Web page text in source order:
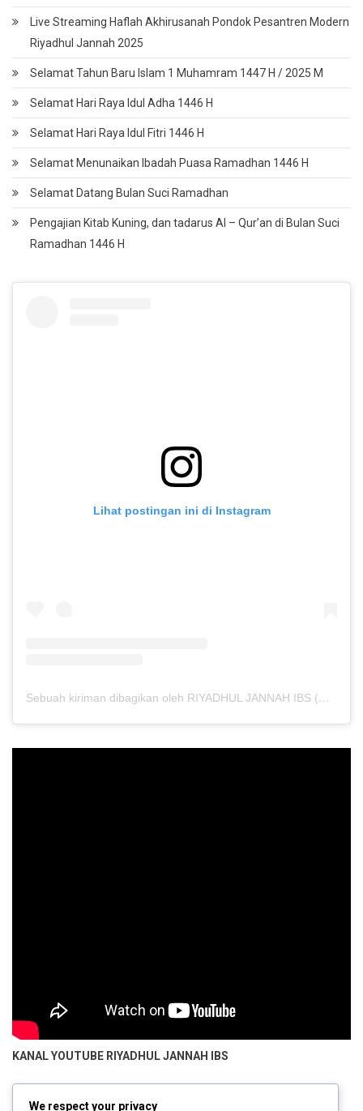
Live Streaming Haflah Akhirusanah Pondok Pesantren Modern
Riyadhul Jannah 2025
Selamat Tahun Baru Islam 1 Muhamram 1447 H / 2025 M
Selamat Hari Raya Idul Adha 1446 H
Selamat Hari Raya Idul Fitri 1446 H
Selamat Menunaikan Ibadah Puasa Ramadhan 1446 H
Selamat Datang Bulan Suci Ramadhan
Pengajian Kitab Kuning, dan tadarus Al – Qur’an di Bulan Suci
Ramadhan 1446 H
Lihat postingan ini di Instagram
Sebuah kiriman dibagikan oleh RIYADHUL JANNAH IBS (@riyadhuljannahibs)
KANAL YOUTUBE RIYADHUL JANNAH IBS
We respect your privacy